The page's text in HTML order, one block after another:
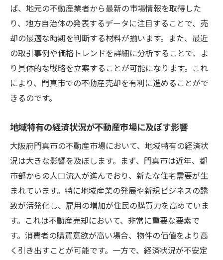
地域の特性を反映した物件の魅力的な見せ
方
門真市の不動産市場トレンドを徹底解説！売却
タイミングの見極め方
最近の市場トレンドとその背景
過去から学ぶ売却成功のタイミング
門真市での需要と供給のバランスを読む
売却利益を最大化するタイミングの選び方
市場トレンドに適応した柔軟な売却戦略
不動産売却を成功させるための門真市特有の市
場特性を活かす
地元の地価変動を反映した価格設定方法
門真市の住宅需要に応じた売却ポイント
地域特有の文化や価値観を売却に活かす
ば、地元の不動産業者から最新の市場情報を取得した
り、地方自治体の発表するデータに注目することで、売
却の最適な時期を判断する材料が揃います。また、最近
の取引事例や価格トレンドを詳細に分析することで、よ
り具体的な戦略を立案することが可能になります。これ
により、門真市での不動産売却を有利に進めることがで
きるのです。
地域特有の経済状況が不動産市場に及ぼす影響
大阪府門真市の不動産市場において、地域特有の経済状
況は大きな影響を及ぼします。まず、門真市は近年、都
市部からの人口流入が進んでおり、新たな住宅需要が生
まれています。特に地域産業の発展や新規ビジネスの誘
致が活発化し、雇用の増加が住民の購買力を高めていま
す。これは不動産売却において、非常に重要な要素で
す。消費者の購買意欲が高い場合、物件の価値をより高
く引き出すことが可能です。一方で、経済状況が不安定